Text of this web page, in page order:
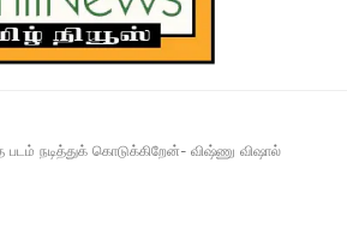
நடித்துக் கொடுக்கிறேன்- விஷ்ணு விஷால்